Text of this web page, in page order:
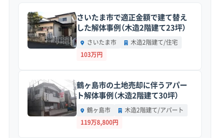
建て替えが、本格的に増えていくと見られていま
地形・道路事情と解体費用の傾向
町内には液状化のリスクがある軟弱な地盤と、
さいたま市で適正金額で建て替え
した解体事例（木造2階建て23坪）
さいたま市
木造2階建て/住宅
103万円
鶴ヶ島市の土地売却に伴うアパー
ト解体事例（木造2階建て30坪）
鶴ヶ島市
木造2階建て/アパート
119万8,800円